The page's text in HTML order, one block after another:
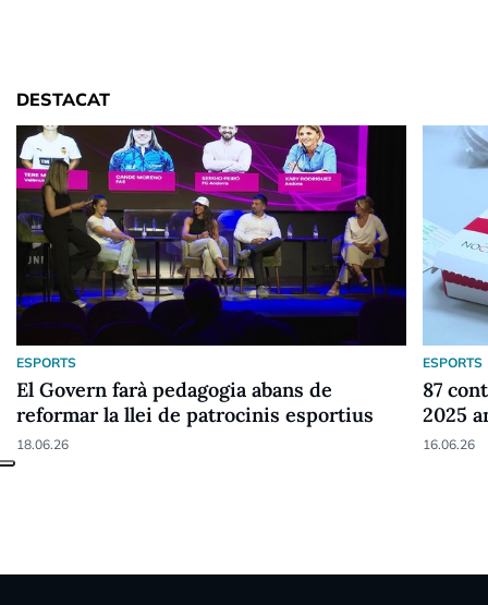
DESTACAT
ESPORTS
El Govern farà pedagogia abans de
reformar la llei de patrocinis esportius
18.06.26
ESPORTS
87
2025
16.06.26